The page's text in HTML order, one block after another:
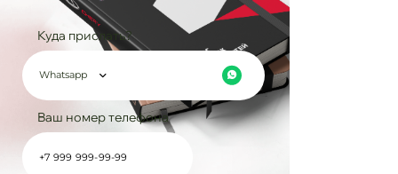
Куда прислать?
Whatsapp
Ваш номер телефона